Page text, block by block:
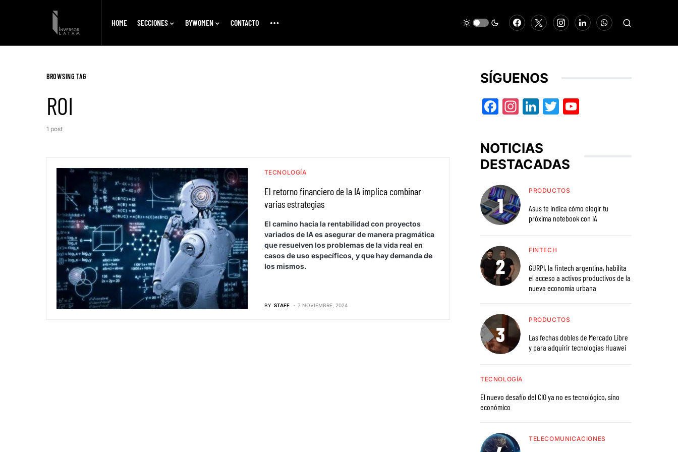
HOME SECCIONES BYWOMEN CONTACTO
BROWSING TAG
ROI
1 post
TECNOLOGÍA
El retorno financiero de la IA implica combinar
varias estrategias
El camino hacia la rentabilidad con proyectos
variados de IA es asegurar de manera pragmática
que resuelven los problemas de la vida real en
casos de uso específicos, y que hay demanda de
los mismos.
BY STAFF 7 NOVIEMBRE, 2024
SÍGUENOS
Facebook
Instagram
LinkedIn
Twitter
NOTICIAS
DESTACADAS
PRODUCTOS
Asus te indica cómo elegir tu
próxima notebook con IA
FINTECH
GURPI, la fintech argentina, habilita
el acceso a activos productivos de la
nueva economía urbana
PRODUCTOS
Las fechas dobles de Mercado Libre
y para adquirir tecnologías Huawei
TECNOLOGÍA
El nuevo desafío del CIO ya no es tecnológico, sino
económico
TELECOMUNICACIONES